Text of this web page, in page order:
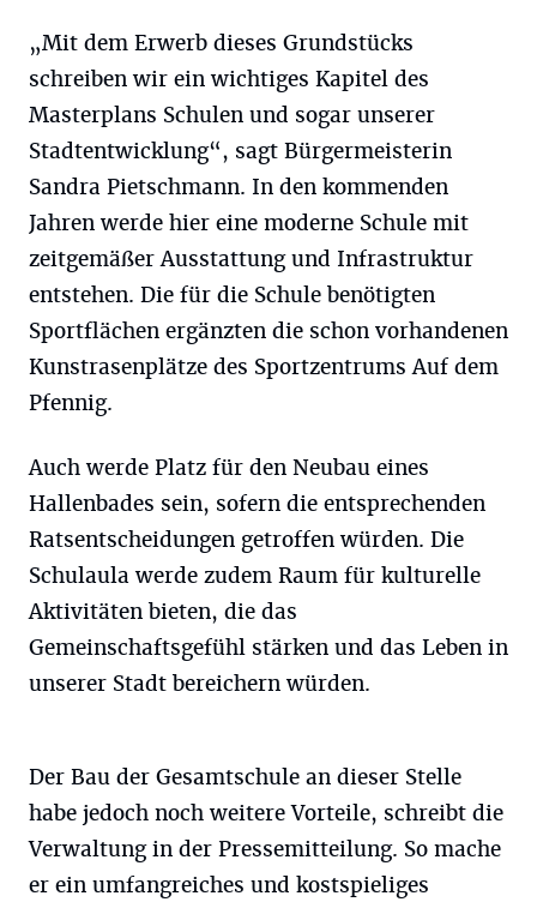
„Mit dem Erwerb dieses Grundstücks
schreiben wir ein wichtiges Kapitel des
Masterplans Schulen und sogar unserer
Stadtentwicklung“, sagt Bürgermeisterin
Sandra Pietschmann. In den kommenden
Jahren werde hier eine moderne Schule mit
zeitgemäßer Ausstattung und Infrastruktur
entstehen. Die für die Schule benötigten
Sportflächen ergänzten die schon vorhandenen
Kunstrasenplätze des Sportzentrums Auf dem
Pfennig.
Auch werde Platz für den Neubau eines
Hallenbades sein, sofern die entsprechenden
Ratsentscheidungen getroffen würden. Die
Schulaula werde zudem Raum für kulturelle
Aktivitäten bieten, die das
Gemeinschaftsgefühl stärken und das Leben in
unserer Stadt bereichern würden.
Der Bau der Gesamtschule an dieser Stelle
habe jedoch noch weitere Vorteile, schreibt die
Verwaltung in der Pressemitteilung. So mache
er ein umfangreiches und kostspieliges